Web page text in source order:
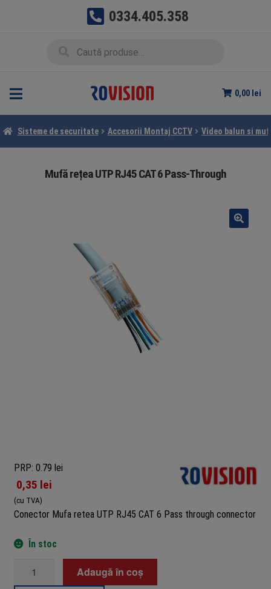
0334.405.358
0,00 lei
Sisteme de securitate Accesorii Montaj CCTV Video balun si
Mufă rețea UTP RJ45 CAT 6 Pass-Through
PRP: 0.79 lei
0,35 lei
(cu TVA)
Conector Mufa retea UTP RJ45 CAT 6 Pass through connector
În stoc
Adaugă în coș